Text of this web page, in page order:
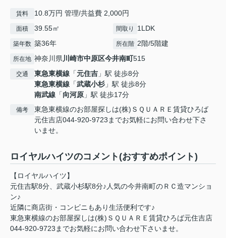
賃料 10.8万円 管理/共益費 2,000円
面積 39.55㎡ 間取り 1LDK
築年数 築36年 所在階 2階/5階建
所在地 神奈川県川崎市中原区今井南町515
交通 東急東横線 「元住吉 」駅 徒歩8分
東急東横線 「武蔵小杉 」駅 徒歩8分
南武線 「向河原 」駅 徒歩17分
備考
東急東横線のお部屋探しは(株)ＳＱＵＡＲＥ賃貸ひろば
元住吉店044-920-9723までお気軽にお問い合わせ下さ
いませ。
ロイヤルハイツのコメント(おすすめポイント)
【ロイヤルハイツ】
元住吉駅8分、武蔵小杉駅8分♪人気の今井南町のＲＣ造マンショ
ン♪
近隣に商店街・コンビニもあり生活便利です♪
東急東横線のお部屋探しは(株)ＳＱＵＡＲＥ賃貸ひろば元住吉店
044-920-9723までお気軽にお問い合わせ下さいませ。